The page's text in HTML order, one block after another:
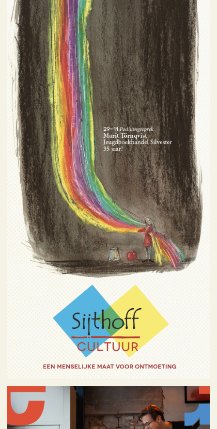
Huisstijl Sijthoff Cultuur
Portfolio